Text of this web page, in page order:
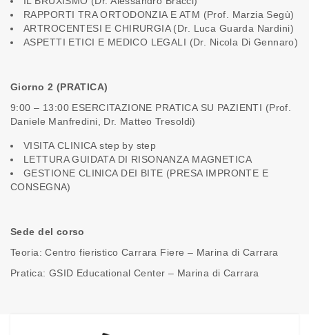
RAPPORTI TRA ORTODONZIA E ATM (Prof. Marzia Segù)
ARTROCENTESI E CHIRURGIA (Dr. Luca Guarda Nardini)
ASPETTI ETICI E MEDICO LEGALI (Dr. Nicola Di Gennaro)
Giorno 2 (PRATICA)
9:00 – 13:00 ESERCITAZIONE PRATICA SU PAZIENTI (Prof.
Daniele Manfredini, Dr. Matteo Tresoldi)
VISITA CLINICA step by step
LETTURA GUIDATA DI RISONANZA MAGNETICA
GESTIONE CLINICA DEI BITE (PRESA IMPRONTE E
CONSEGNA)
Sede del corso
Teoria: Centro fieristico Carrara Fiere – Marina di Carrara
Pratica: GSID Educational Center – Marina di Carrara